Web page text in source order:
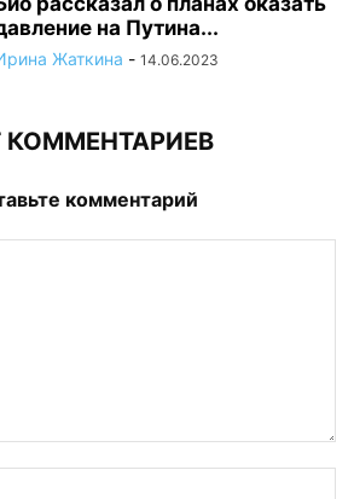
на Путина...
Жаткина - 14.06.2023
КОММЕНТАРИЕВ
комментарий